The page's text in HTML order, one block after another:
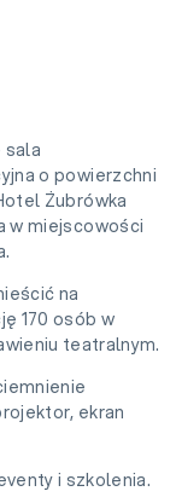
sala
o powierzchni
Żubrówka
w miejscowości
na
170 osób w
teatralnym.
ekran
i szkolenia.